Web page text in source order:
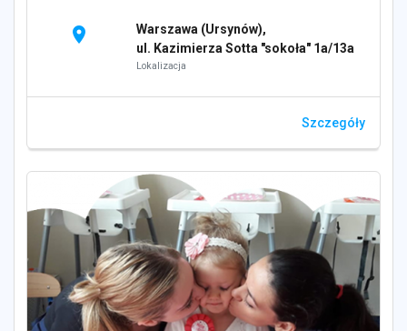
location_on
Warszawa (Ursynów),
ul. Kazimierza Sotta "sokoła" 1a/13a
Lokalizacja
Szczegóły